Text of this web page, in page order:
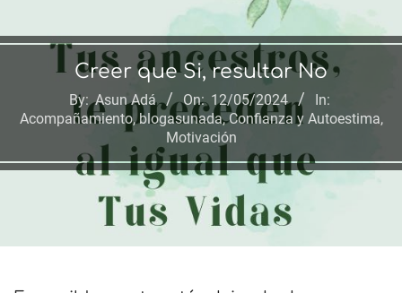
Creer que Si, resultar No
By: Asun Adá On: 12/05/2024
In:
Acompañamiento,blogasunada,Confianza y Autoestima,
Motivación